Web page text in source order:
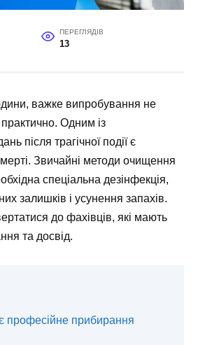
ПЕРЕГЛЯДІВ
13
важке випробування не
Одним із
після трагічної події є
Звичайні методи очищення
спеціальна дезінфекція,
залишків і усунення запахів.
до фахівців, які мають
та досвід.
професійне прибирання